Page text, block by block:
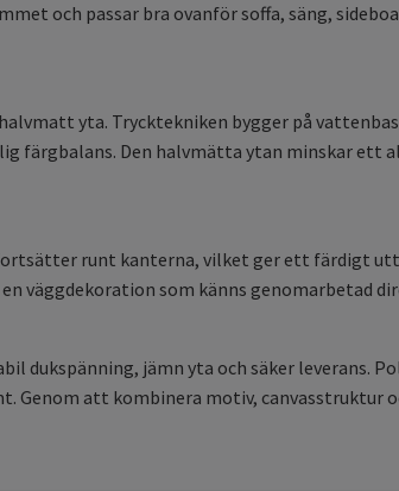
och passar bra ovanför soffa, säng,
yta. Trycktekniken bygger på
färgbalans. Den halvmätta ytan minskar
runt kanterna, vilket ger ett färdigt
väggdekoration som känns genomarbetad
dukspänning, jämn yta och säker leverans.
Genom att kombinera motiv,